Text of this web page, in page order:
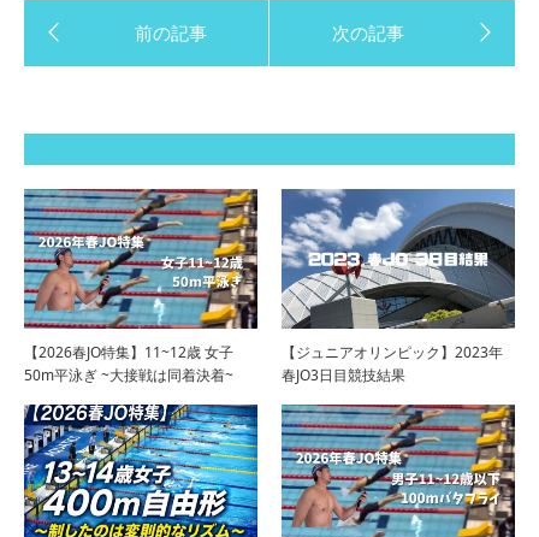
【2026春JO特集】11~12歳 女子
50m平泳ぎ ~大接戦は同着決着~
【ジュニアオリンピック】2023年
春JO3日目競技結果